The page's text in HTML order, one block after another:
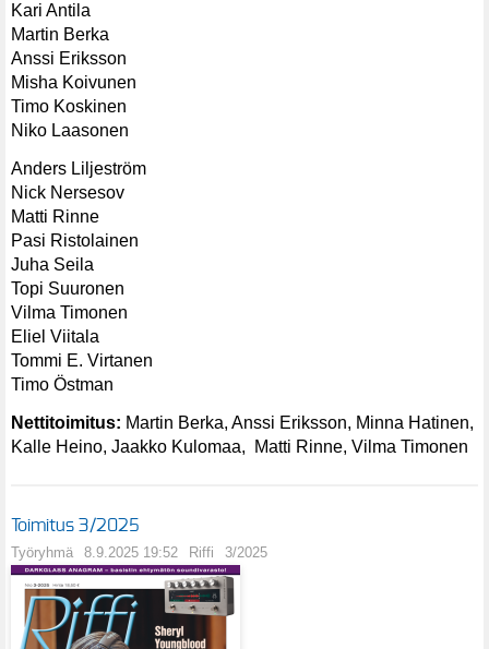
Kari Antila
Martin Berka
Anssi Eriksson
Misha Koivunen
Timo Koskinen
Niko Laasonen
Anders Liljeström
Nick Nersesov
Matti Rinne
Pasi Ristolainen
Juha Seila
Topi Suuronen
Vilma Timonen
Eliel Viitala
Tommi E. Virtanen
Timo Östman
Nettitoimitus: Martin Berka, Anssi Eriksson, Minna Hatinen,
Kalle Heino, Jaakko Kulomaa, Matti Rinne, Vilma Timonen
Toimitus 3/2025
Työryhmä 8.9.2025 19:52 Riffi 3/2025